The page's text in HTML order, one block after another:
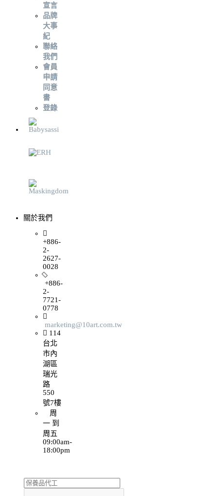
宣言
品牌
大事
紀
聯絡
我們
會員
申請
同意
書
登錄
關於我們
+886-
2-
2627-
0028
+886-
2-
7721-
0778
marketing@10art.com.tw
114
台北
市內
湖區
瑞光
路
550
號7樓
周
一 到
周五
09:00am-
18:00pm